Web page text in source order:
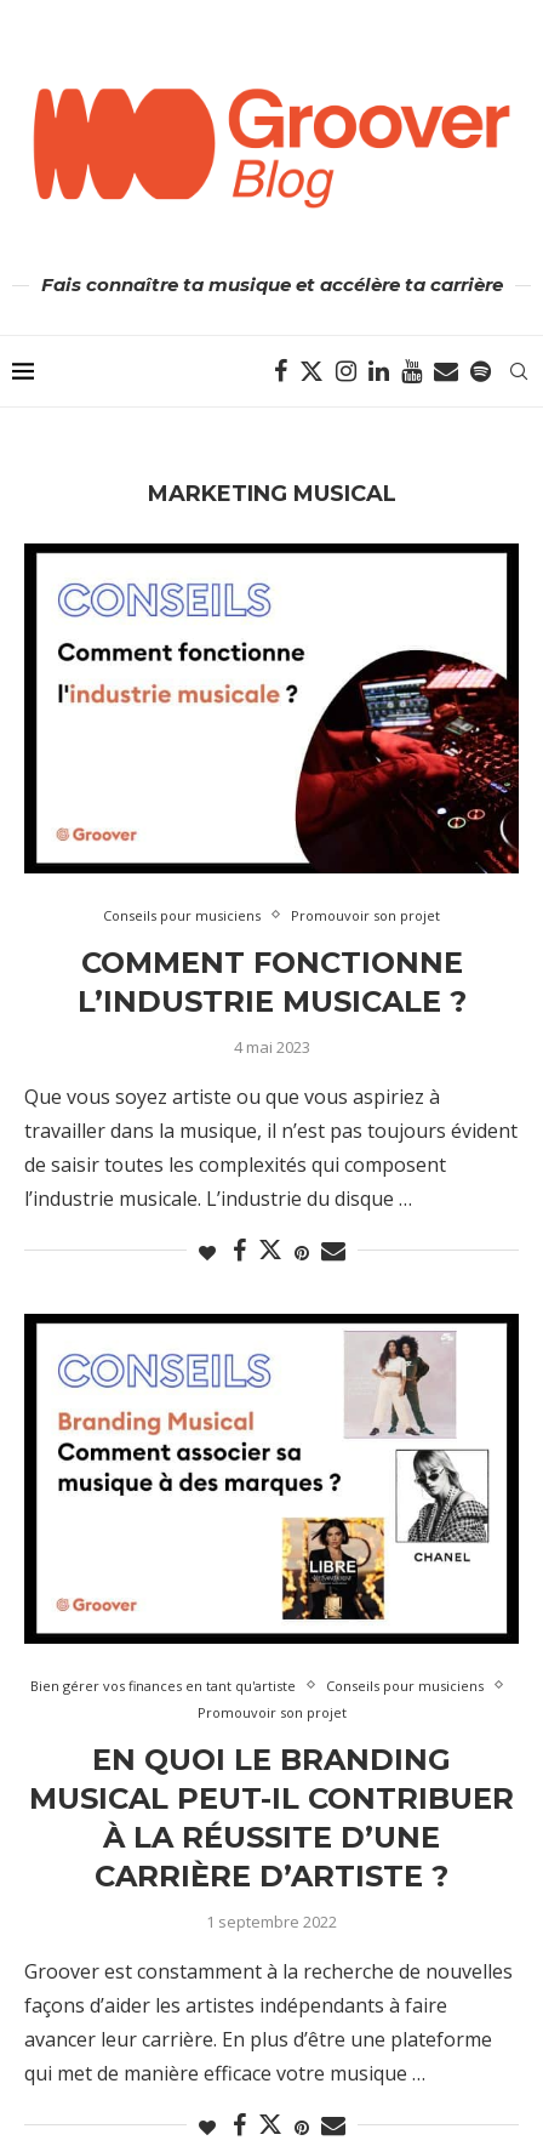
Fais connaître ta musique et accélère ta carrière
MARKETING MUSICAL
Conseils pour musiciens Promouvoir son projet
COMMENT FONCTIONNE
L’INDUSTRIE MUSICALE ?
4 mai 2023
Que vous soyez artiste ou que vous aspiriez à
travailler dans la musique, il n’est pas toujours évident
de saisir toutes les complexités qui composent
l’industrie musicale. L’industrie du disque …
Bien gérer vos finances en tant qu'artiste
Conseils pour musiciens
Promouvoir son projet
EN QUOI LE BRANDING
MUSICAL PEUT-IL CONTRIBUER
À LA RÉUSSITE D’UNE
CARRIÈRE D’ARTISTE ?
1 septembre 2022
Groover est constamment à la recherche de nouvelles
façons d’aider les artistes indépendants à faire
avancer leur carrière. En plus d’être une plateforme
qui met de manière efficace votre musique …